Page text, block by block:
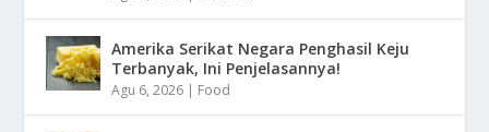
Amerika Serikat Negara Penghasil Keju
Terbanyak, Ini Penjelasannya!
Agu 6, 2026 | Food